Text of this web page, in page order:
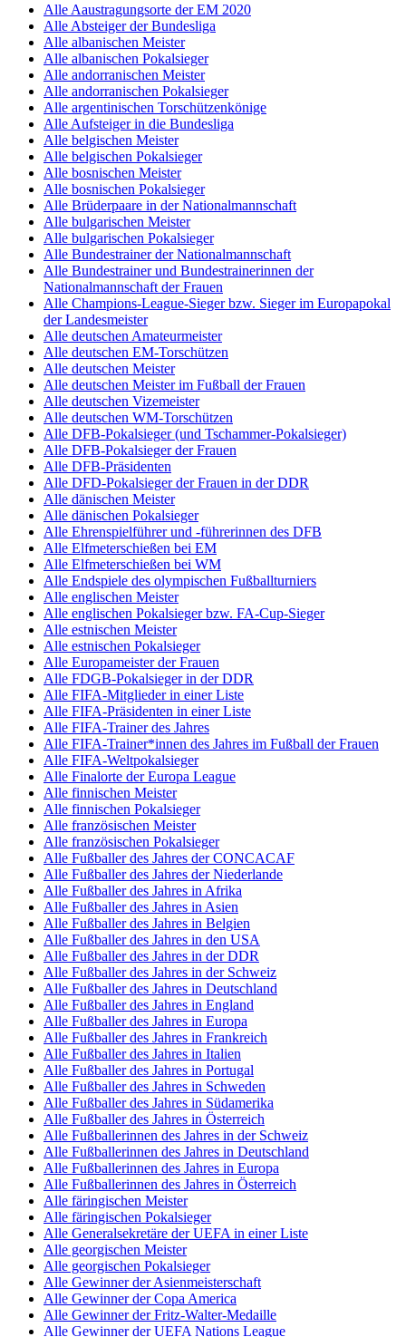
Alle Aaustragungsorte der EM 2020
Alle Absteiger der Bundesliga
Alle albanischen Meister
Alle albanischen Pokalsieger
Alle andorranischen Meister
Alle andorranischen Pokalsieger
Alle argentinischen Torschützenkönige
Alle Aufsteiger in die Bundesliga
Alle belgischen Meister
Alle belgischen Pokalsieger
Alle bosnischen Meister
Alle bosnischen Pokalsieger
Alle Brüderpaare in der Nationalmannschaft
Alle bulgarischen Meister
Alle bulgarischen Pokalsieger
Alle Bundestrainer der Nationalmannschaft
Alle Bundestrainer und Bundestrainerinnen der
Nationalmannschaft der Frauen
Alle Champions-League-Sieger bzw. Sieger im Europapokal
der Landesmeister
Alle deutschen Amateurmeister
Alle deutschen EM-Torschützen
Alle deutschen Meister
Alle deutschen Meister im Fußball der Frauen
Alle deutschen Vizemeister
Alle deutschen WM-Torschützen
Alle DFB-Pokalsieger (und Tschammer-Pokalsieger)
Alle DFB-Pokalsieger der Frauen
Alle DFB-Präsidenten
Alle DFD-Pokalsieger der Frauen in der DDR
Alle dänischen Meister
Alle dänischen Pokalsieger
Alle Ehrenspielführer und -führerinnen des DFB
Alle Elfmeterschießen bei EM
Alle Elfmeterschießen bei WM
Alle Endspiele des olympischen Fußballturniers
Alle englischen Meister
Alle englischen Pokalsieger bzw. FA-Cup-Sieger
Alle estnischen Meister
Alle estnischen Pokalsieger
Alle Europameister der Frauen
Alle FDGB-Pokalsieger in der DDR
Alle FIFA-Mitglieder in einer Liste
Alle FIFA-Präsidenten in einer Liste
Alle FIFA-Trainer des Jahres
Alle FIFA-Trainer*innen des Jahres im Fußball der Frauen
Alle FIFA-Weltpokalsieger
Alle Finalorte der Europa League
Alle finnischen Meister
Alle finnischen Pokalsieger
Alle französischen Meister
Alle französischen Pokalsieger
Alle Fußballer des Jahres der CONCACAF
Alle Fußballer des Jahres der Niederlande
Alle Fußballer des Jahres in Afrika
Alle Fußballer des Jahres in Asien
Alle Fußballer des Jahres in Belgien
Alle Fußballer des Jahres in den USA
Alle Fußballer des Jahres in der DDR
Alle Fußballer des Jahres in der Schweiz
Alle Fußballer des Jahres in Deutschland
Alle Fußballer des Jahres in England
Alle Fußballer des Jahres in Europa
Alle Fußballer des Jahres in Frankreich
Alle Fußballer des Jahres in Italien
Alle Fußballer des Jahres in Portugal
Alle Fußballer des Jahres in Schweden
Alle Fußballer des Jahres in Südamerika
Alle Fußballer des Jahres in Österreich
Alle Fußballerinnen des Jahres in der Schweiz
Alle Fußballerinnen des Jahres in Deutschland
Alle Fußballerinnen des Jahres in Europa
Alle Fußballerinnen des Jahres in Österreich
Alle färingischen Meister
Alle färingischen Pokalsieger
Alle Generalsekretäre der UEFA in einer Liste
Alle georgischen Meister
Alle georgischen Pokalsieger
Alle Gewinner der Asienmeisterschaft
Alle Gewinner der Copa America
Alle Gewinner der Fritz-Walter-Medaille
Alle Gewinner der UEFA Nations League